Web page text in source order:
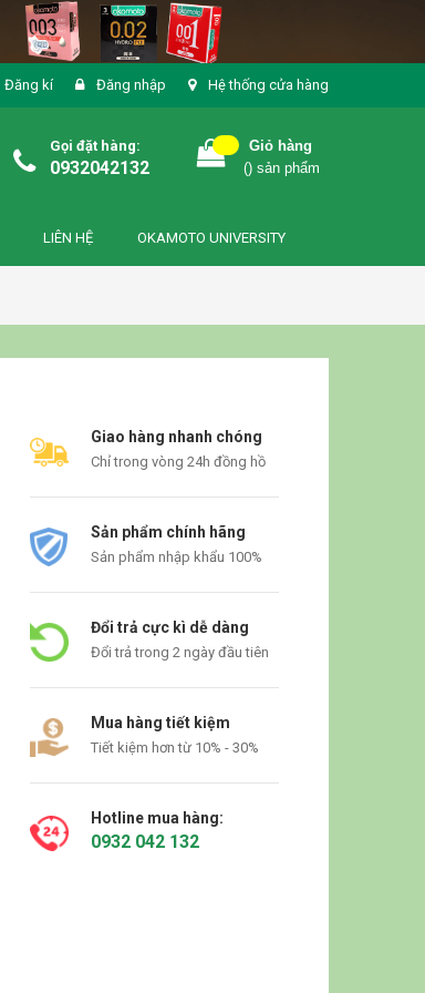
Đăng kí Đăng nhập Hệ thống cửa hàng
Gọi đặt hàng:
0932042132
Giỏ hàng
() sản phẩm
LIÊN HỆ OKAMOTO UNIVERSITY
Giao hàng nhanh chóng
Chỉ trong vòng 24h đồng hồ
Sản phẩm chính hãng
Sản phẩm nhập khẩu 100%
Đổi trả cực kì dễ dàng
Đổi trả trong 2 ngày đầu tiên
Mua hàng tiết kiệm
Tiết kiệm hơn từ 10% - 30%
Hotline mua hàng:
0932 042 132